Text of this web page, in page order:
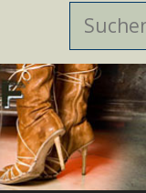
Suchen
nach: